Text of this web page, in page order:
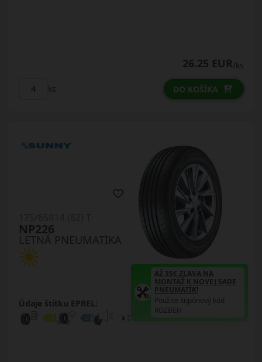
26.25 EUR/ks
ks DO KOŠÍKA
LETNÁ PNEUMATIKA
NP226
Údaje štítku EPREL:
AŽ 35€ ZĽAVA NA
MONTÁŽ K NOVEJ SADE
PNEUMATÍK!
Použite kupónový kód
ROZBEH